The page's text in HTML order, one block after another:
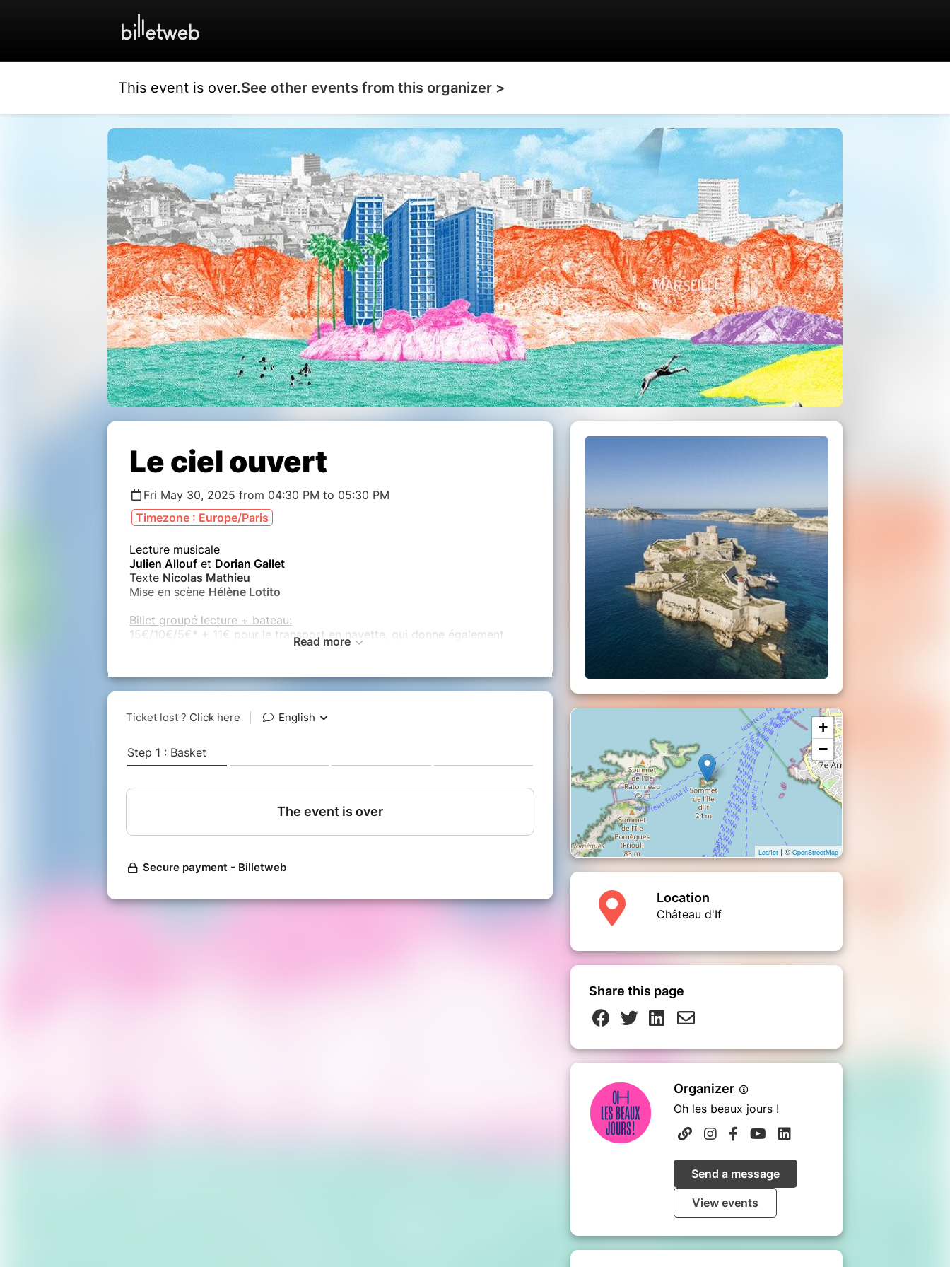
This event is over.See other events from this organizer >
Le ciel ouvert
Fri May 30, 2025 from 04:30 PM to 05:30 PM
Timezone : Europe/Paris
Lecture musicale
Julien Allouf et Dorian Gallet
Texte Nicolas Mathieu
Mise en scène Hélène Lotito
Billet groupé lecture + bateau:
15€/10€/5€* + 11€ pour le transport en navette, qui donne également
embarcadère compagnie Calanques & Château d'If
Départ de la navette 15h45 (arrivée conseillée à 15h15)
16h30 : Début de la lecture musicale
17h30-18h15 : temps libre sur l'île
18h15 : Retour de la navette (arrivée 18h35 au Vieux Port)
lendemain, samedi 31 mai, aux mêmes horaires et selon les mêmes
conditions. Les spectateurs qui ne pourraient pas s'y rendre seront
remboursés sur demande à reservations@ohlesbeauxjours.fr.
Site non accessible aux PMR.
Marches et terrain escarpé > prévoir des chaussures adéquates.
lunettes de soleil recommandés).
Read more
+
−
Leaflet | ©OpenStreetMap
Location
Château d'If
Share this page
Organizer
Oh les beaux jours !
Send a message
View events